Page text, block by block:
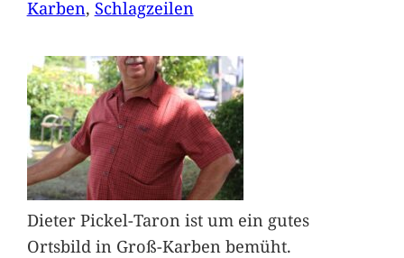
Karben, Schlagzeilen
Dieter Pickel-Taron ist um ein gutes
Ortsbild in Groß-Karben bemüht.